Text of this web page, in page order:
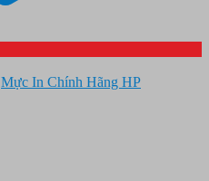
Mực In Chính Hãng HP